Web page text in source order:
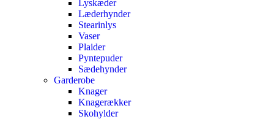
Lyskæder
Læderhynder
Stearinlys
Vaser
Plaider
Pyntepuder
Sædehynder
Garderobe
Knager
Knagerækker
Skohylder